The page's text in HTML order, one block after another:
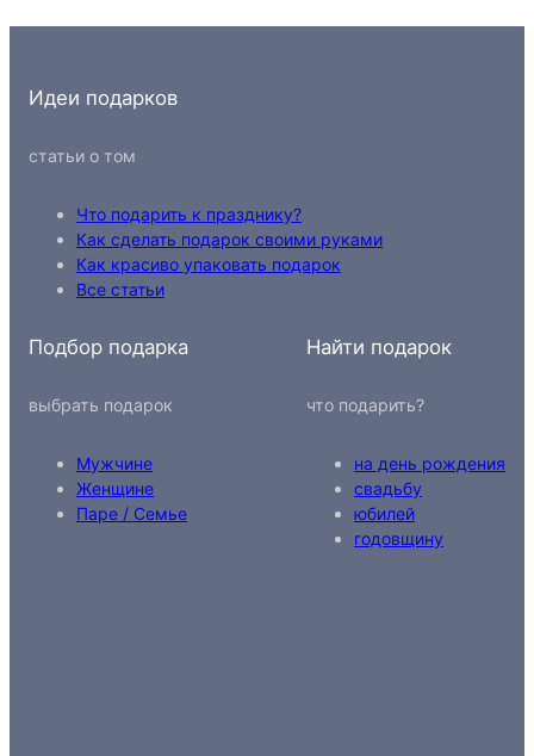
Идеи подарков
статьи о том
Что подарить к празднику?
Как сделать подарок своими руками
Как красиво упаковать подарок
Все статьи
Подбор подарка
выбрать подарок
Мужчине
Женщине
Паре / Семье
Найти подарок
что подарить?
на день рождения
свадьбу
юбилей
годовщину